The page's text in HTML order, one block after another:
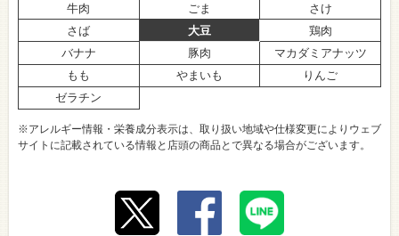
牛肉
ごま
さけ
さば
大豆
鶏肉
バナナ
豚肉
マカダミアナッツ
もも
やまいも
りんご
ゼラチン
※アレルギー情報・栄養成分表示は、取り扱い地域や仕様変更によりウェブ
サイトに記載されている情報と店頭の商品とで異なる場合がございます。